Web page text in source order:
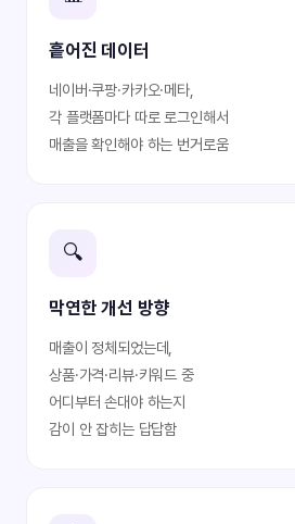
흩어진 데이터
네이버·쿠팡·카카오·메타,
각 플랫폼마다 따로 로그인해서
매출을 확인해야 하는 번거로움
🔍
막연한 개선 방향
매출이 정체되었는데,
상품·가격·리뷰·키워드 중
어디부터 손대야 하는지
감이 안 잡히는 답답함